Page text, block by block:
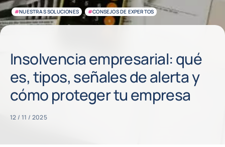
#NUESTRAS SOLUCIONES #CONSEJOS DE EXPERTOS
Insolvencia empresarial: qué
es, tipos, señales de alerta y
cómo proteger tu empresa
12 / 11 / 2025